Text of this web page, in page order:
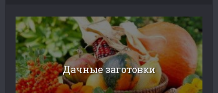
Дачные заготовки